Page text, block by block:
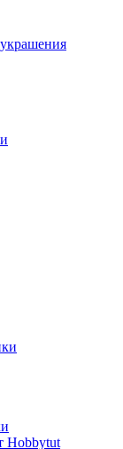
Hobbytut